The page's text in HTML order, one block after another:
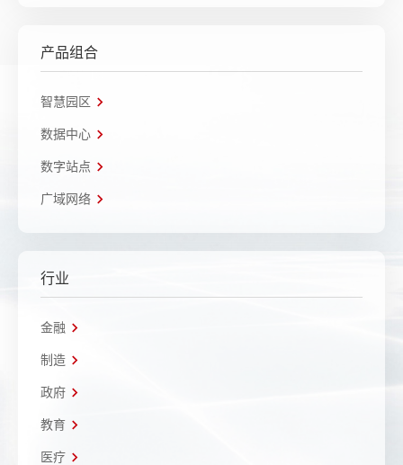
产品组合
智慧园区
数据中心
数字站点
广域网络
行业
金融
制造
政府
教育
医疗